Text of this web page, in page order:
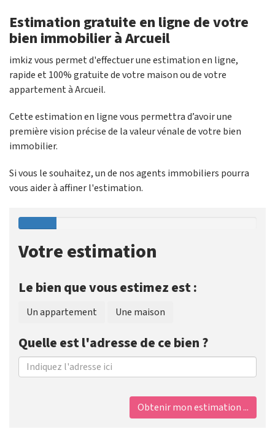
Estimation gratuite en ligne de votre
bien immobilier à Arcueil
imkiz vous permet d'effectuer une estimation en ligne,
rapide et 100% gratuite de votre maison ou de votre
appartement à Arcueil.
Cette estimation en ligne vous permettra d’avoir une
première vision précise de la valeur vénale de votre bien
immobilier.
Si vous le souhaitez, un de nos agents immobiliers pourra
vous aider à affiner l'estimation.
Votre estimation
Le bien que vous estimez est :
Un appartement Une maison
Quelle est l'adresse de ce bien ?
Obtenir mon estimation ...